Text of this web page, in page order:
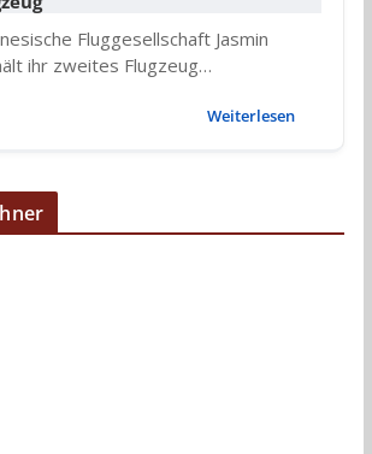
Fluggesellschaft Jasmin
ihr zweites Flugzeug…
Weiterlesen